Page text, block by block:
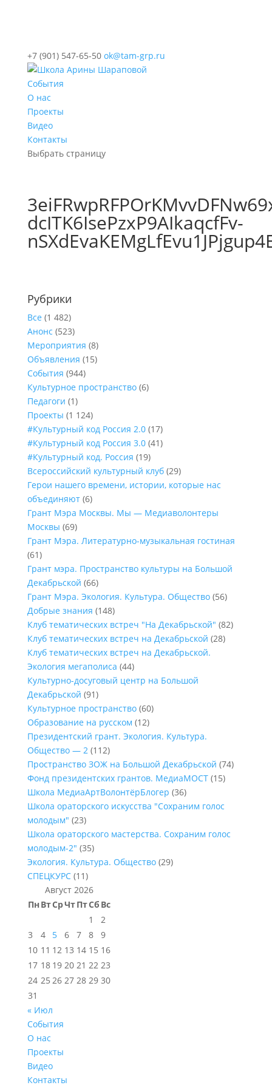
+7 (901) 547-65-50 ok@tam-grp.ru
События
О нас
Проекты
Видео
Контакты
Выбрать страницу
dcITK6IsePzxP9AIkaqcfFv-
Рубрики
Все (1 482)
Анонс (523)
Мероприятия (8)
Объявления (15)
События (944)
Культурное пространство(6)
Педагоги (1)
Проекты (1 124)
#Культурный код Россия 2.0(17)
#Культурный код Россия 3.0(41)
#Культурный код. Россия (19)
Всероссийский культурный клуб(29)
Герои нашего времени, истории, которые нас
объединяют(6)
Грант Мэра Москвы. Мы — Медиаволонтеры
Москвы (69)
Грант Мэра. Литературно-музыкальная гостиная
(61)
Грант мэра. Пространство культуры на Большой
Декабрьской (66)
Грант Мэра. Экология. Культура. Общество(56)
Добрые знания (148)
Клуб тематических встреч "На Декабрьской" (82)
Клуб тематических встреч на Декабрьской (28)
Клуб тематических встреч на Декабрьской.
Экология мегаполиса (44)
Культурно-досуговый центр на Большой
Декабрьской (91)
Культурное пространство(60)
Образование на русском (12)
Президентский грант. Экология. Культура.
Общество — 2(112)
Пространство ЗОЖ на Большой Декабрьской (74)
Фонд президентских грантов. МедиаМОСТ(15)
Школа МедиаАртВолонтёрБлогер (36)
Школа ораторского искусства "Сохраним голос
молодым" (23)
Школа ораторского мастерства. Сохраним голос
молодым-2" (35)
Экология. Культура. Общество(29)
СПЕЦКУРС(11)
Август 2026
ПнВтСрЧтПтСб Вс
1
2
3
4 5 6 7 8
9
10 11 12 13 14 15 16
17 18 19 20 21 22 23
24 25 26 27 28 29 30
31
« Июл
События
О нас
Проекты
Видео
Контакты